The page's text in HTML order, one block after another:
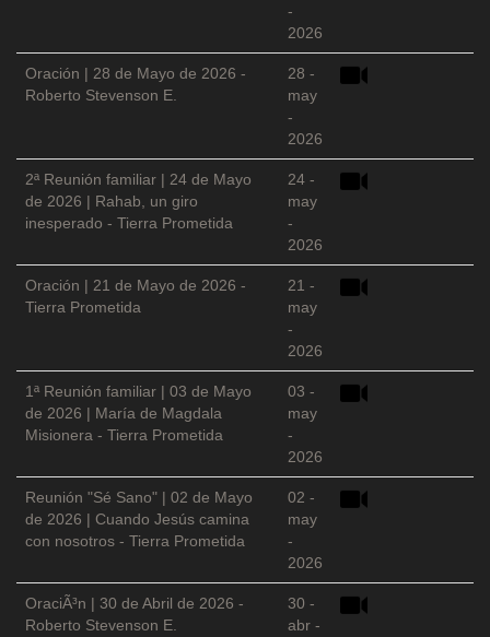
-
2026
Oración | 28 de Mayo de 2026 -
Roberto Stevenson E.
28 -
may
-
2026
2ª Reunión familiar | 24 de Mayo
de 2026 | Rahab, un giro
inesperado - Tierra Prometida
24 -
may
-
2026
Oración | 21 de Mayo de 2026 -
Tierra Prometida
21 -
may
-
2026
1ª Reunión familiar | 03 de Mayo
de 2026 | María de Magdala
Misionera - Tierra Prometida
03 -
may
-
2026
Reunión "Sé Sano" | 02 de Mayo
de 2026 | Cuando Jesús camina
con nosotros - Tierra Prometida
02 -
may
-
2026
OraciÃ³n | 30 de Abril de 2026 -
Roberto Stevenson E.
30 -
abr -